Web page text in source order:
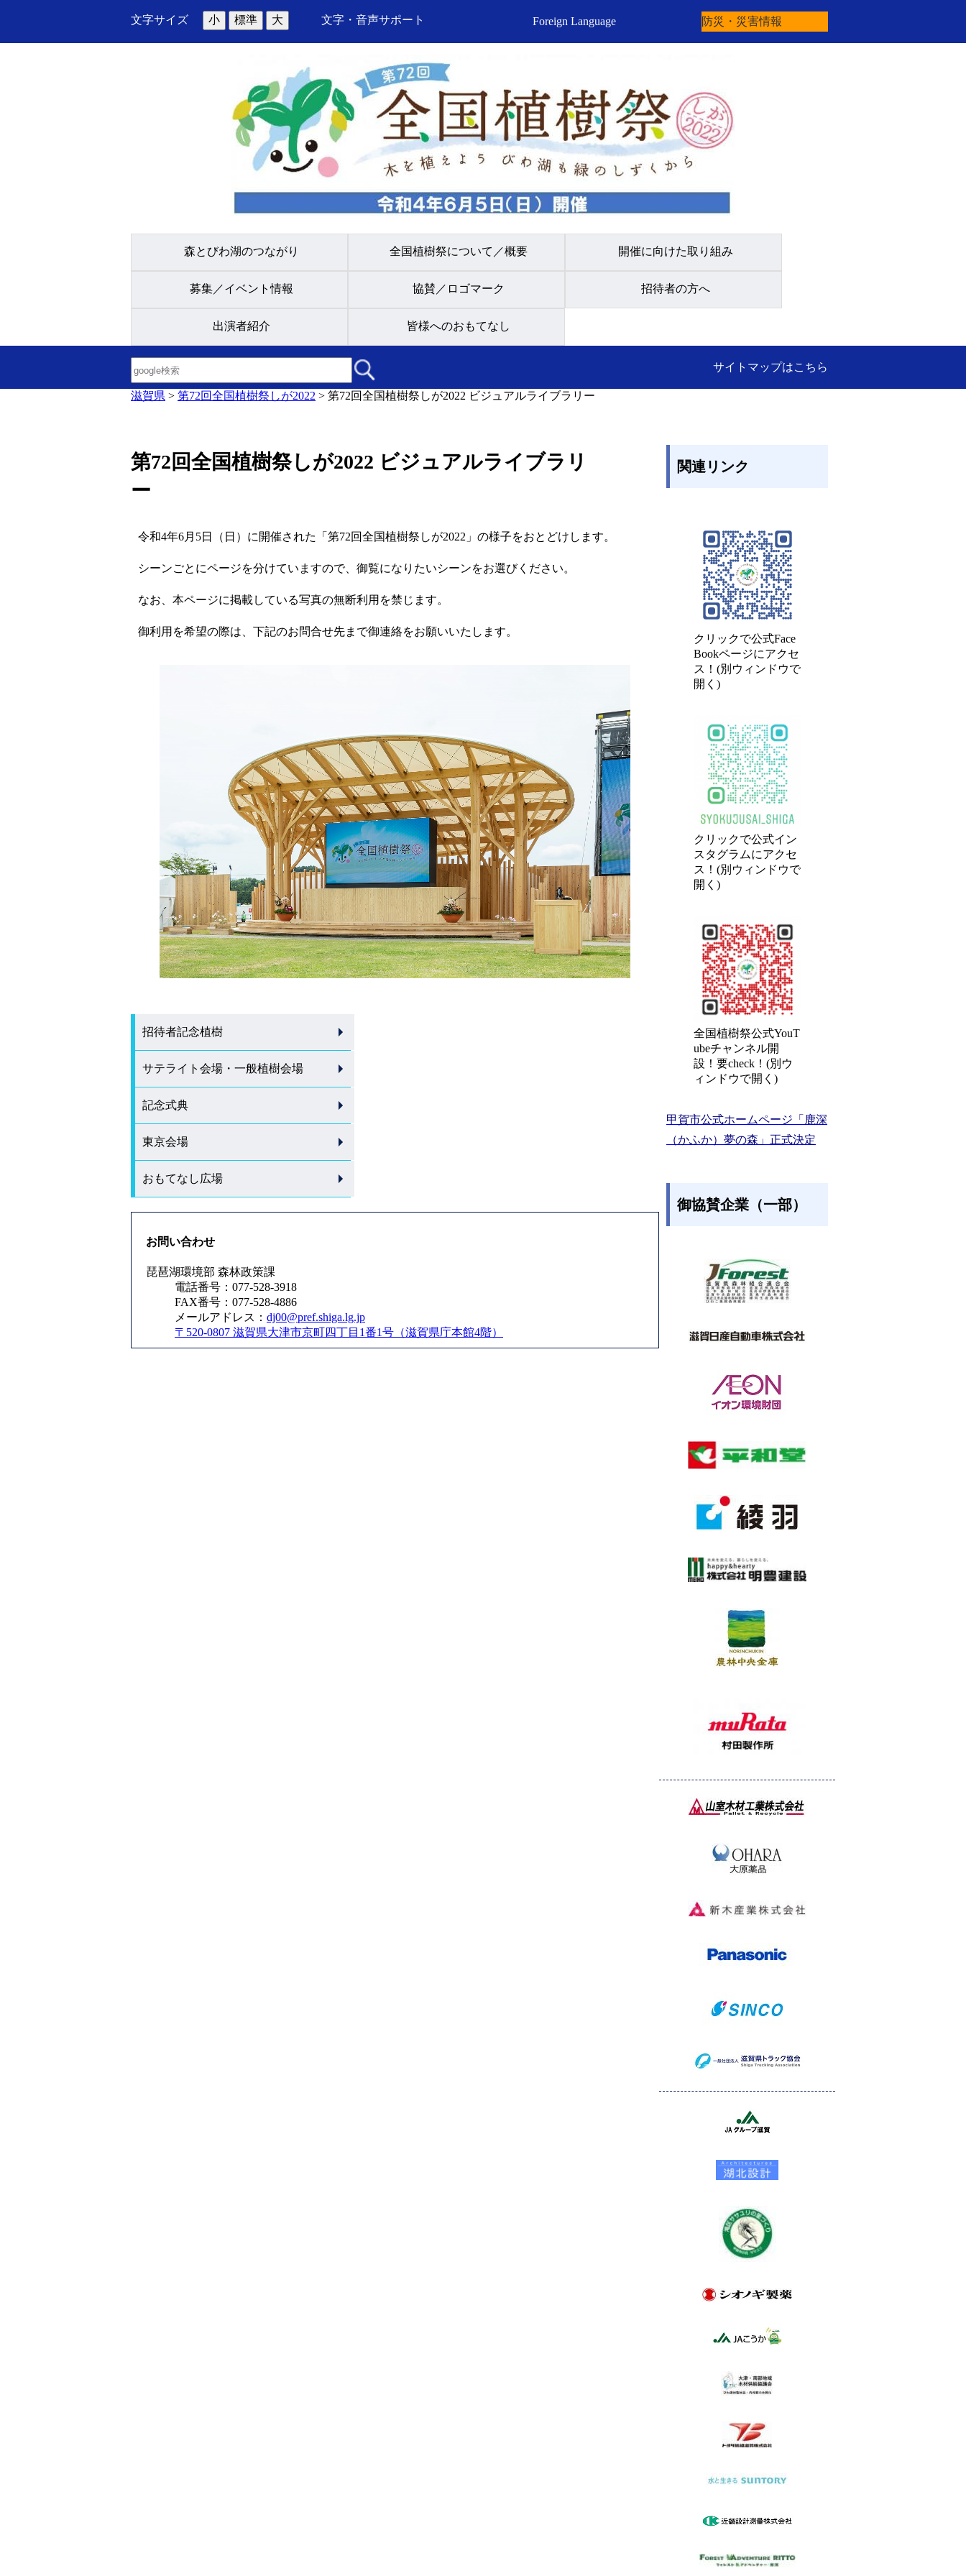
文字サイズ 小 標準 大 文字・音声サポート Foreign Language 防災・災害情報
森とびわ湖のつながり 全国植樹祭について／概要 開催に向けた取り組み
募集／イベント情報 協賛／ロゴマーク 招待者の方へ
出演者紹介 皆様へのおもてなし
サイトマップはこちら
滋賀県 > 第72回全国植樹祭しが2022 > 第72回全国植樹祭しが2022 ビジュアルライブラリー
第72回全国植樹祭しが2022 ビジュアルライブラリ
ー
令和4年6月5日（日）に開催された「第72回全国植樹祭しが2022」の様子をおとどけします。
シーンごとにページを分けていますので、御覧になりたいシーンをお選びください。
なお、本ページに掲載している写真の無断利用を禁じます。
御利用を希望の際は、下記のお問合せ先まで御連絡をお願いいたします。
招待者記念植樹
サテライト会場・一般植樹会場
記念式典
東京会場
おもてなし広場
お問い合わせ
琵琶湖環境部 森林政策課
電話番号：077-528-3918
FAX番号：077-528-4886
メールアドレス： dj00@pref.shiga.lg.jp
〒520-0807 滋賀県大津市京町四丁目1番1号（滋賀県庁本館4階）
関連リンク
クリックで公式Face
Bookページにアクセ
ス！(別ウィンドウで
開く)
クリックで公式イン
スタグラムにアクセ
ス！(別ウィンドウで
開く)
全国植樹祭公式YouT
ubeチャンネル開
設！要check！(別ウ
ィンドウで開く)
甲賀市公式ホームページ「鹿深
（かふか）夢の森」正式決定
御協賛企業（一部）